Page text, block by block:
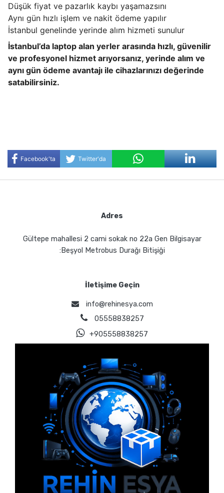
Düşük fiyat ve pazarlık kaybı yaşamazsını
Aynı gün hızlı işlem ve nakit ödeme yapılır
İstanbul genelinde yerinde alım hizmeti sunulur
İstanbul’da laptop alan yerler arasında hızlı, güvenilir
ve profesyonel hizmet arıyorsanız, yerinde alım ve
aynı gün ödeme avantajı ile cihazlarınızı değerinde
satabilirsiniz.
Facebook'ta
Twitter'da
Adres
Gültepe mahallesi 2 cami sokak no 22a Gen Bilgisayar
:Beşyol Metrobus Durağı Bitişiği
İletişime Geçin
info@rehinesya.com
05558838257
+905558838257